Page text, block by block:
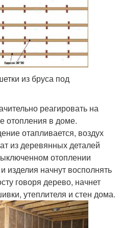
из бруса под
реагировать на
отопления в доме.
отапливается, воздух
из деревянных деталей
отоплении
изделия начнут восполнять
говоря дерево, начнет
утеплителя и стен дома.